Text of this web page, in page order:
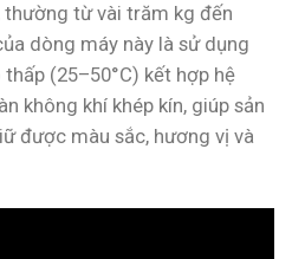
thường từ vài trăm kg đến
dòng máy này là sử dụng
(25–50°C) kết hợp hệ
không khí khép kín, giúp sản
được màu sắc, hương vị và